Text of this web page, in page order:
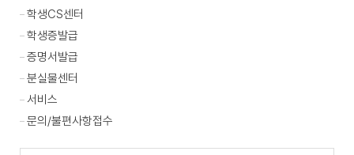
학생CS센터
학생증발급
증명서발급
분실물센터
서비스
문의/불편사항접수